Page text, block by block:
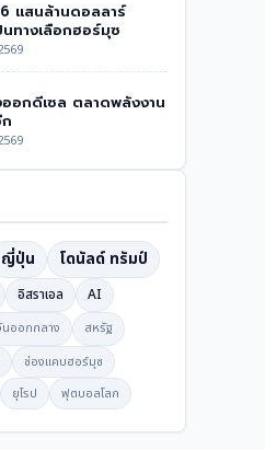
แสนล้านดอลลาร์
ทางเลือกฮอร์มุซ
ออกดีเซล ตลาดพลังงาน
ญี่ปุ่น โดนัลด์ ทรัมป์
อิสราเอล
AI
นออกกลาง
สหรัฐ
ช่องแคบฮอร์มุซ
ยุโรป ฟุตบอลโลก